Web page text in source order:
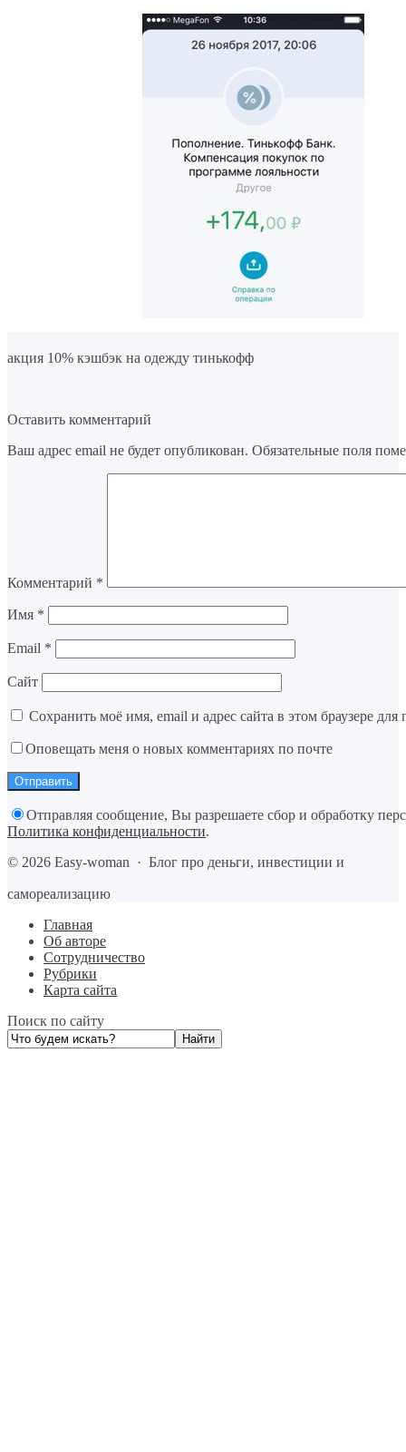
акция 10% кэшбэк на одежду тинькофф
Оставить комментарий
Ваш адрес email не будет опубликован. Обязательные поля
Комментарий *
Имя *
Email *
Сайт
Сохранить моё имя, email и адрес сайта в этом браузере
Оповещать меня о новых комментариях по почте
Отправляя сообщение, Вы разрешаете сбор и обработку
Политика конфиденциальности.
© 2026 Easy-woman · Блог про деньги, инвестиции и
самореализацию
Главная
Об авторе
Сотрудничество
Рубрики
Карта сайта
Поиск по сайту